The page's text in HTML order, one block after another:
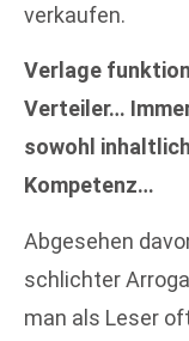
verkaufen.
Verlage
Verteiler…
sowohl
Kompetenz…
Abgesehen
schlichter
man als Leser